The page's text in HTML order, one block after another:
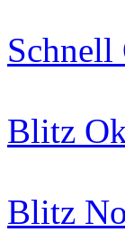
Schnell
Blitz
Blitz